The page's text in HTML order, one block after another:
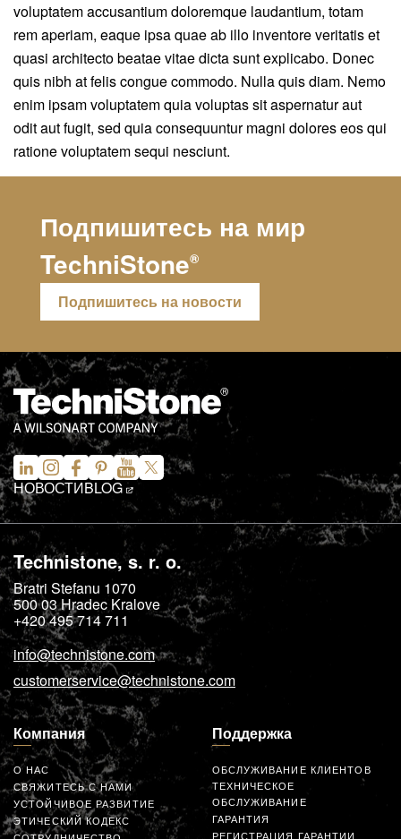
voluptatem accusantium doloremque laudantium, totam
rem aperiam, eaque ipsa quae ab illo inventore veritatis et
quasi architecto beatae vitae dicta sunt explicabo. Donec
quis nibh at felis congue commodo. Nulla quis diam. Nemo
enim ipsam voluptatem quia voluptas sit aspernatur aut
odit aut fugit, sed quia consequuntur magni dolores eos qui
ratione voluptatem sequi nesciunt.
Подпишитесь на мир
TechniStone®
Подпишитесь на новости
НОВОСТИBLOG
Technistone, s. r. o.
Bratri Stefanu 1070
500 03Hradec Kralove
+420 495 714 711
info@technistone.com
customerservice@technistone.com
Компания
О НАС
СВЯЖИТЕСЬ С НАМИ
УСТОЙЧИВОЕ РАЗВИТИЕ
ЭТИЧЕСКИЙ КОДЕКС
Поддержка
ОБСЛУЖИВАНИЕ КЛИЕНТОВ
ТЕХНИЧЕСКОЕ
ОБСЛУЖИВАНИЕ
ГАРАНТИЯ
РЕГИСТРАЦИЯ ГАРАНТИИ